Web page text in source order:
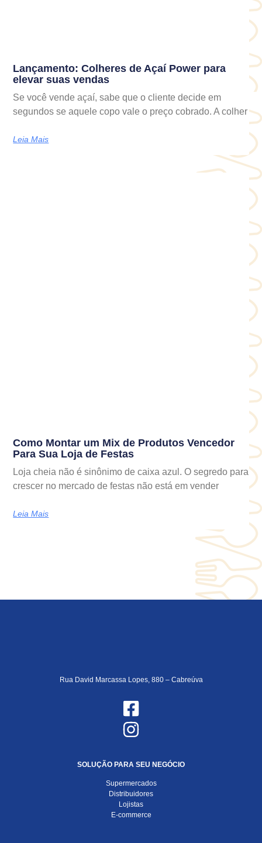
Lançamento: Colheres de Açaí Power para
elevar suas vendas
Se você vende açaí, sabe que o cliente decide em
segundos se aquele copo vale o preço cobrado. A colher
Leia Mais
Como Montar um Mix de Produtos Vencedor
Para Sua Loja de Festas
Loja cheia não é sinônimo de caixa azul. O segredo para
crescer no mercado de festas não está em vender
Leia Mais
Rua David Marcassa Lopes, 880 – Cabreúva
SOLUÇÃO PARA SEU NEGÓCIO
Supermercados
Distribuidores
Lojistas
E-commerce